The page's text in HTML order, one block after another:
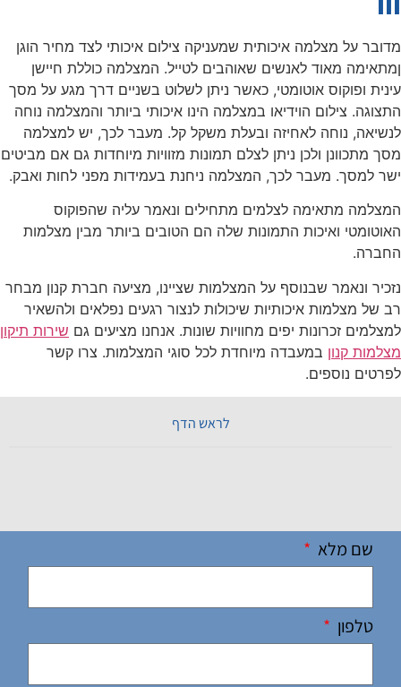
מדובר על מצלמה איכותית שמעניקה צילום איכותי לצד מחיר הוגן
ןמתאימה מאוד לאנשים שאוהבים לטייל. המצלמה כוללת חיישן
עינית ופוקוס אוטומטי, כאשר ניתן לשלוט בשניים דרך מגע על מסך
התצוגה. צילום הוידיאו במצלמה הינו איכותי ביותר והמצלמה נוחה
לנשיאה, נוחה לאחיזה ובעלת משקל קל. מעבר לכך, יש למצלמה
מסך מתכוונן ולכן ניתן לצלם תמונות מזוויות מיוחדות גם אם מביטים
ישר למסך. מעבר לכך, המצלמה ניחנת בעמידות מפני לחות ואבק.
המצלמה מתאימה לצלמים מתחילים ונאמר עליה שהפוקוס
האוטומטי ואיכות התמונות שלה הם הטובים ביותר מבין מצלמות
החברה.
נזכיר ונאמר שבנוסף על המצלמות שציינו, מציעה חברת קנון מבחר
רב של מצלמות איכותיות שיכולות לנצור רגעים נפלאים ולהשאיר
למצלמים זכרונות יפים מחוויות שונות. אנחנו מציעים גם שירות תיקון
מצלמות קנון במעבדה מיוחדת לכל סוגי המצלמות. צרו קשר
לפרטים נוספים.
לראש הדף
שם מלא
טלפון